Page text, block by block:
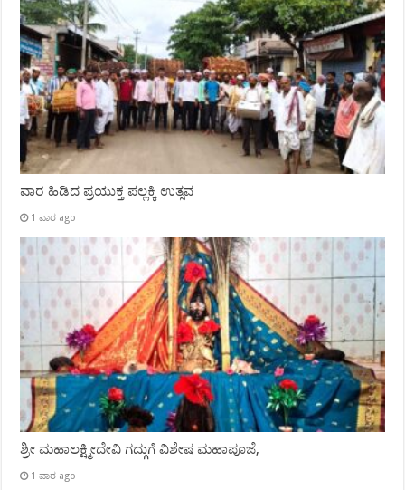
ವಾರ ಹಿಡಿದ ಪ್ರಯುಕ್ತ ಪಲ್ಲಕ್ಕಿ ಉತ್ಸವ
1 ವಾರ ago
ಶ್ರೀ ಮಹಾಲಕ್ಷ್ಮೀದೇವಿ ಗದ್ಗುಗೆ ವಿಶೇಷ ಮಹಾಪೂಜೆ,
1 ವಾರ ago